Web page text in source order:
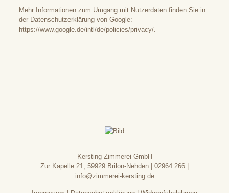
Mehr Informationen zum Umgang mit Nutzerdaten finden Sie in
der Datenschutzerklärung von Google:
https://www.google.de/intl/de/policies/privacy/.
Kersting Zimmerei GmbH
Zur Kapelle 21, 59929 Brilon-Nehden | 02964 266
info@zimmerei-kersting.de